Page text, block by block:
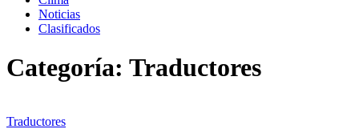
Noticias
Clasificados
Categoría: Traductores
Traductores